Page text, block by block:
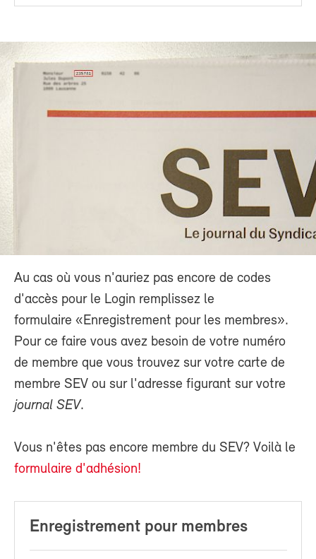
Au cas où vous n'auriez pas encore de codes
d'accès pour le Login remplissez le
formulaire «Enregistrement pour les membres».
Pour ce faire vous avez besoin de votre numéro
de membre que vous trouvez sur votre carte de
membre SEV ou sur l'adresse figurant sur votre
journal SEV.
Vous n'êtes pas encore membre du SEV? Voilà le
formulaire d'adhésion!
Enregistrement pour membres